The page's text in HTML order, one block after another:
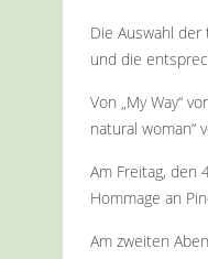
Die Auswahl
und die
Von „My Way“
natural woman“
Am Freitag, den
Hommage an
Am zweiten